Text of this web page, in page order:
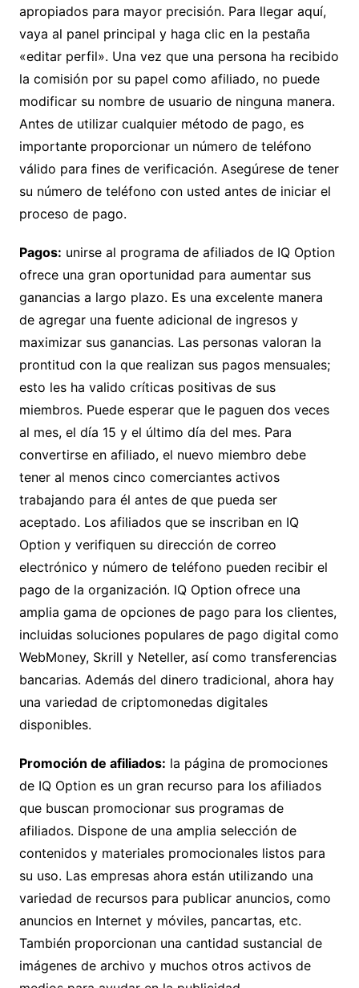
apropiados para mayor precisión. Para llegar aquí,
vaya al panel principal y haga clic en la pestaña
«editar perfil». Una vez que una persona ha recibido
la comisión por su papel como afiliado, no puede
modificar su nombre de usuario de ninguna manera.
Antes de utilizar cualquier método de pago, es
importante proporcionar un número de teléfono
válido para fines de verificación. Asegúrese de tener
su número de teléfono con usted antes de iniciar el
proceso de pago.
Pagos: unirse al programa de afiliados de IQ Option
ofrece una gran oportunidad para aumentar sus
ganancias a largo plazo. Es una excelente manera
de agregar una fuente adicional de ingresos y
maximizar sus ganancias. Las personas valoran la
prontitud con la que realizan sus pagos mensuales;
esto les ha valido críticas positivas de sus
miembros. Puede esperar que le paguen dos veces
al mes, el día 15 y el último día del mes. Para
convertirse en afiliado, el nuevo miembro debe
tener al menos cinco comerciantes activos
trabajando para él antes de que pueda ser
aceptado. Los afiliados que se inscriban en IQ
Option y verifiquen su dirección de correo
electrónico y número de teléfono pueden recibir el
pago de la organización. IQ Option ofrece una
amplia gama de opciones de pago para los clientes,
incluidas soluciones populares de pago digital como
WebMoney, Skrill y Neteller, así como transferencias
bancarias. Además del dinero tradicional, ahora hay
una variedad de criptomonedas digitales
disponibles.
Promoción de afiliados: la página de promociones
de IQ Option es un gran recurso para los afiliados
que buscan promocionar sus programas de
afiliados. Dispone de una amplia selección de
contenidos y materiales promocionales listos para
su uso. Las empresas ahora están utilizando una
variedad de recursos para publicar anuncios, como
anuncios en Internet y móviles, pancartas, etc.
También proporcionan una cantidad sustancial de
imágenes de archivo y muchos otros activos de